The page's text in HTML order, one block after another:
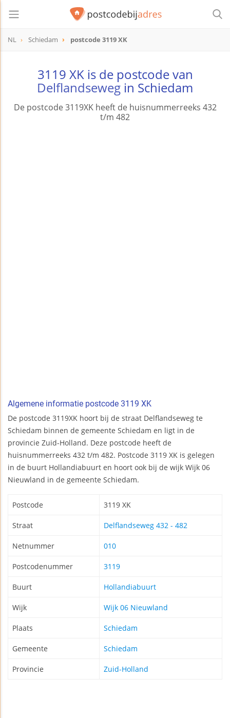
NL Schiedam postcode 3119 XK
3119 XK is de postcode van
Delflandseweg in Schiedam
De postcode 3119XK heeft de huisnummerreeks 432
t/m 482
Algemene informatie postcode 3119 XK
De postcode 3119XK hoort bij de straat Delflandseweg te
Schiedam binnen de gemeente Schiedam en ligt in de
provincie Zuid-Holland. Deze postcode heeft de
huisnummerreeks 432 t/m 482. Postcode 3119 XK is gelegen
in de buurt Hollandiabuurt en hoort ook bij de wijk Wijk 06
Nieuwland in de gemeente Schiedam.
Postcode 3119 XK
Straat Delflandseweg 432 - 482
Netnummer 010
Postcodenummer 3119
Buurt Hollandiabuurt
Wijk Wijk 06 Nieuwland
Plaats Schiedam
Gemeente Schiedam
Provincie Zuid-Holland